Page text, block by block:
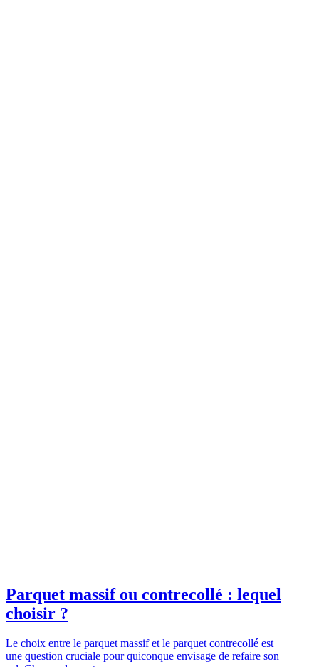
Parquet massif ou contrecollé : lequel
choisir ?
Le choix entre le parquet massif et le parquet contrecollé est
une question cruciale pour quiconque envisage de refaire son